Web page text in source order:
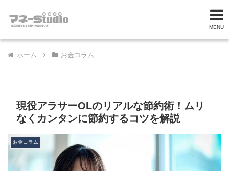
MENU
ホーム お金コラム
現役アラサーOLのリアルな節約術！ムリ
なくカンタンに節約するコツを解説
お金コラム